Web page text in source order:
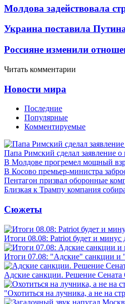
Молдова задействовала
Украина поставила
Россияне изменили
Читать комментарии
Новости мира
Последние
Популярные
Комментируемые
Папа Римский сделал заявление
В Молдове прогремел мощный
В Косово премьер-министра
Пентагон призвал оборонные
Близкая к Трампу компания
Сюжеты
Итоги 08.08: Patriot будет и
Итоги 07.08: "Адские" санкции и
Адские санкции. Решение
"Охотиться на лучника, а не на